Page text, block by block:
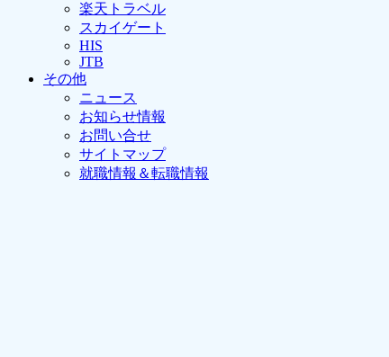
楽天トラベル
スカイゲート
HIS
JTB
その他
ニュース
お知らせ情報
お問い合せ
サイトマップ
就職情報＆転職情報